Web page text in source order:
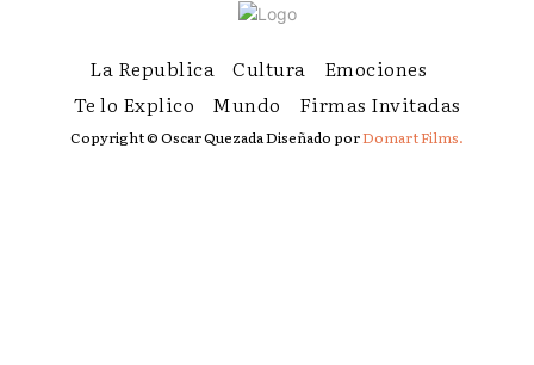
La Republica Cultura
Emociones
Te lo Explico
Mundo Firmas Invitadas
Copyright © Oscar Quezada Diseñado porDomart Films.